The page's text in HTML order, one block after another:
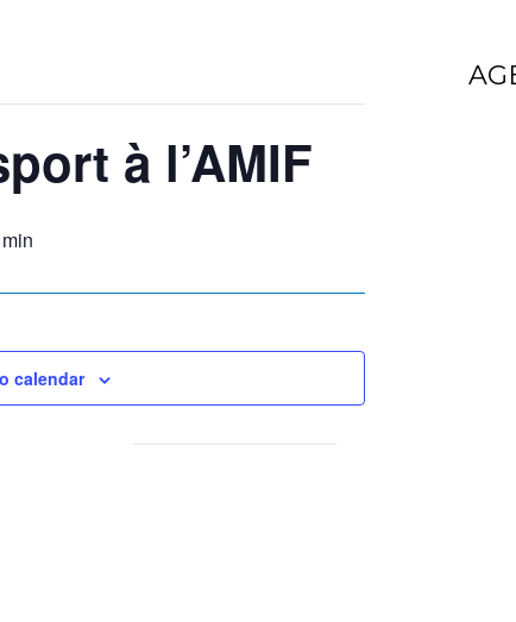
à l’AMIF
calendar